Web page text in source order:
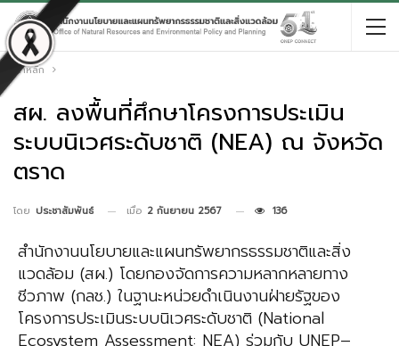
หน้าหลัก
สผ. ลงพื้นที่ศึกษาโครงการประเมิน
ระบบนิเวศระดับชาติ (NEA) ณ จังหวัด
ตราด
โดย ประชาสัมพันธ์ เมื่อ 2 กันยายน 2567 136
สำนักงานนโยบายและแผนทรัพยากรธรรมชาติและสิ่ง
แวดล้อม (สผ.) โดยกองจัดการความหลากหลายทาง
ชีวภาพ (กลช.) ในฐานะหน่วยดำเนินงานฝ่ายรัฐของ
โครงการประเมินระบบนิเวศระดับชาติ (National
Ecosystem Assessment: NEA) ร่วมกับ UNEP–